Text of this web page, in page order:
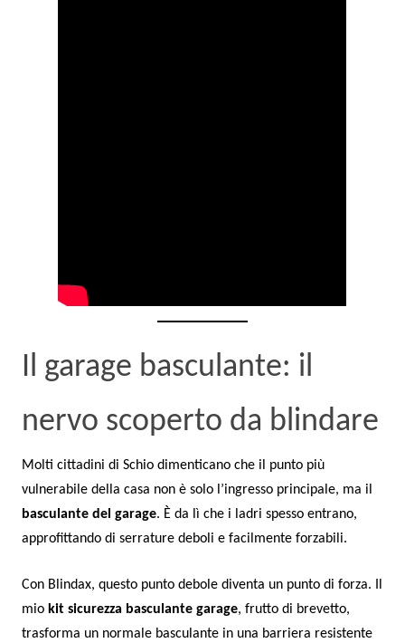
Il garage basculante: il
nervo scoperto da blindare
Molti cittadini di Schio dimenticano che il punto più
vulnerabile della casa non è solo l’ingresso principale, ma il
basculante del garage. È da lì che i ladri spesso entrano,
approfittando di serrature deboli e facilmente forzabili.
Con Blindax, questo punto debole diventa un punto di forza. Il
mio kit sicurezza basculante garage, frutto di brevetto,
trasforma un normale basculante in una barriera resistente